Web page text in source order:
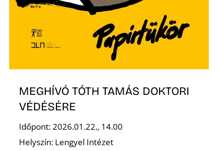
MEGHÍVÓ TÓTH TAMÁS DOKTORI
VÉDÉSÉRE
Időpont: 2026.01.22., 14.00
Helyszín: Lengyel Intézet